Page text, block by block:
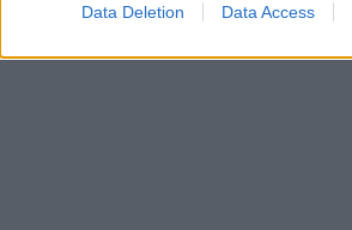
Data Deletion Data Access